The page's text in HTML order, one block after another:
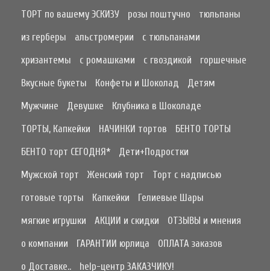
ТОРТ по вашему ЭСКИЗУ
розы поштучно
тюльпаны
из герберы
альстромерии
с тюльпанами
хризантемы
с ромашками с гвоздикой
горшечные
Вкусные букеты
Конфеты и Шоколад
Детям
Мужчине
Девушке
Клубника в Шоколаде
ТОРТЫ, Капкейки
НАЧИНКИ тортов
БЕНТО ТОРТЫ
БЕНТО торт СЕГОДНЯ*
Дети+Подростки
Мужской торт
Женский торт
Торт с надписью
готовые торты
Капкейки
Гелиевые Шары
мягкие игрушки
АКЦИИ и скидки
ОТЗЫВЫ и мнения
о компании
ГАРАНТИИ юрлица
ОПЛАТА заказов
о Доставке..
help-центр ЗАКАЗЧИКУ!